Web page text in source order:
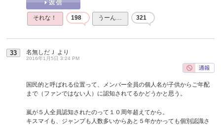
それな！ 198 うーん… 321
33 名無しだＪ より
2016年1月5日 3:24 PM
国民的と呼ばれる位置って、メンバー全員の個人名が子供からご年配
まで（ファンではない人）に認知されてるかどうかと思う。
嵐が５人全員認知されたのって１０周年超えてから。
キスマイも、ジャンプも人数多いからあと５年かかっても個別認識さ